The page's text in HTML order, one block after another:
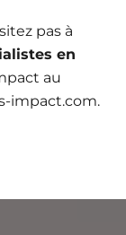
pas à
en
au
impact.com.